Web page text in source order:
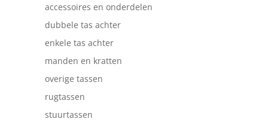
accessoires en onderdelen
dubbele tas achter
enkele tas achter
manden en kratten
overige tassen
rugtassen
stuurtassen